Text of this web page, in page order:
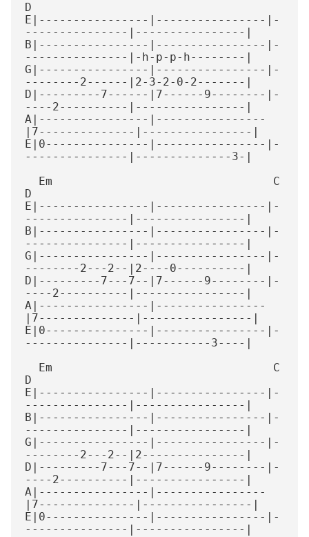
D
E|----------------|----------------|-
---------------|----------------|
B|----------------|----------------|-
---------------|-h-p-p-h--------|
G|----------------|----------------|-
--------2------|2-3-2-0-2-------|
D|---------7------|7------9--------|-
----2----------|----------------|
A|----------------|----------------
|7--------------|----------------|
E|0---------------|----------------|-
---------------|--------------3-|
D
E|----------------|----------------|-
---------------|----------------|
B|----------------|----------------|-
---------------|----------------|
G|----------------|----------------|-
--------2---2--|2----0----------|
D|---------7---7--|7------9--------|-
----2----------|----------------|
A|----------------|----------------
|7--------------|----------------|
E|0---------------|----------------|-
---------------|-----------3----|
D
E|----------------|----------------|-
---------------|----------------|
B|----------------|----------------|-
---------------|----------------|
G|----------------|----------------|-
--------2---2--|2---------------|
D|---------7---7--|7------9--------|-
----2----------|----------------|
A|----------------|----------------
|7--------------|----------------|
E|0---------------|----------------|-
---------------|----------------|